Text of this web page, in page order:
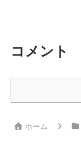
コメント
ホーム